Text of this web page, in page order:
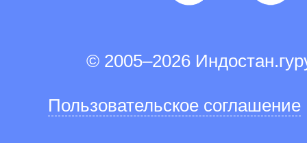
© 2005–2026
Пользовательское соглашение